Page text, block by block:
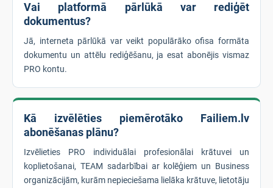
Vai platformā pārlūkā var rediģēt
dokumentus?
Jā, interneta pārlūkā var veikt populārāko ofisa formāta
dokumentu un attēlu rediģēšanu, ja esat abonējis vismaz
PRO kontu.
Kā izvēlēties piemērotāko Failiem.lv
abonēšanas plānu?
Izvēlieties PRO individuālai profesionālai krātuvei un
koplietošanai, TEAM sadarbībai ar kolēģiem un Business
organizācijām, kurām nepieciešama lielāka krātuve, lietotāju